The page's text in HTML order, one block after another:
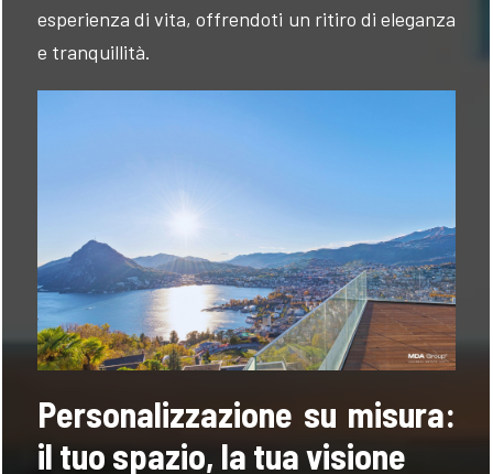
esperienza di vita, offrendoti un ritiro di eleganza
e tranquillità.
Personalizzazione su misura:
il tuo spazio, la tua visione